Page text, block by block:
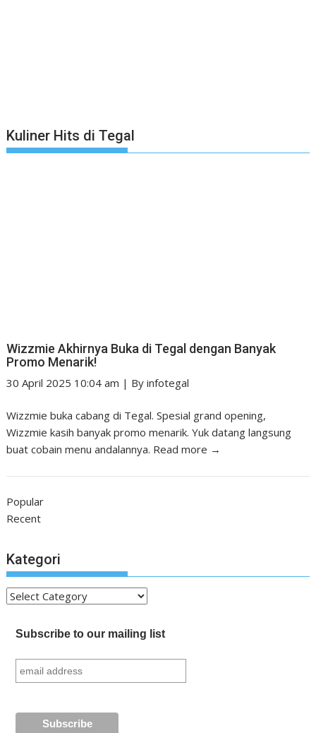
Kuliner Hits di Tegal
Wizzmie Akhirnya Buka di Tegal dengan Banyak
Promo Menarik!
30 April 2025 10:04 am | Byinfotegal
Wizzmie buka cabang di Tegal. Spesial grand opening,
Wizzmie kasih banyak promo menarik. Yuk datang langsung
buat cobain menu andalannya. Read more →
Popular
Recent
Kategori
Kategori
Subscribe to our mailing list